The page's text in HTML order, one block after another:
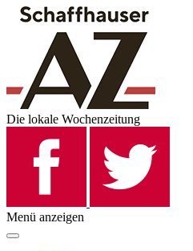
Die lokale Wochenzeitung
Menü anzeigen